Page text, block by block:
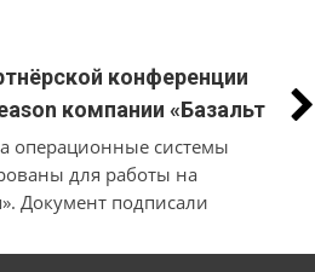
конференции
компании «Базальт
объявили
о
операционные системы
для работы на
Документ подписали
и разработчики